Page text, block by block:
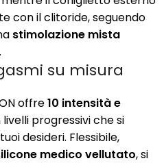
con il clitoride, seguendo
stimolazione mista
su misura
offre10 intensità e
livelli progressivi che si
desideri. Flessibile,
medico vellutato, si